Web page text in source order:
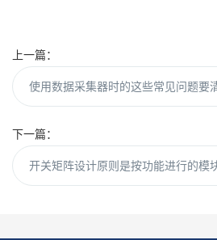
上一篇：
使用数据采集器时的这些常见问题要
下一篇：
开关矩阵设计原则是按功能进行的模